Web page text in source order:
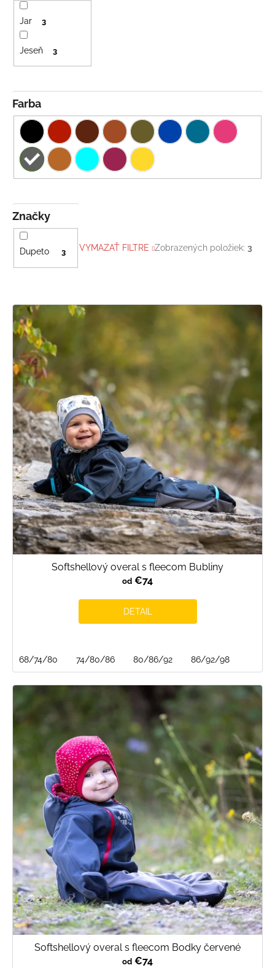
Značky
Dupeto 3
Farba
Jar 3
Jeseň 3
VYMAZAŤ FILTRE Zobrazených položiek:3
V
ý
p
i
s
p
r
o
d
u
k
t
o
v
Softshellový overal s fleecom Bubliny
od €74
DETAIL
68/74/80 74/80/86 80/86/92 86/92/98
Softshellový overal s fleecom Bodky červené
od €74